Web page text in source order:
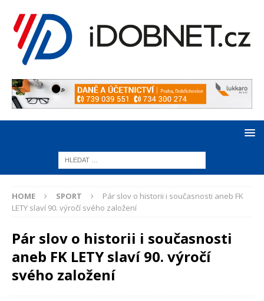
HOME SPORT
Pár slov o historii i současnosti aneb FK
LETY slaví 90. výročí svého založení
Pár slov o historii i současnosti
aneb FK LETY slaví 90. výročí
svého založení